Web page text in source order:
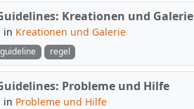
Kreationen und Galerie
in Kreationen und Galerie
guideline regel
Probleme und Hilfe
in Probleme und Hilfe